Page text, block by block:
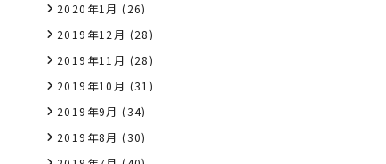
2020年1月 (26)
2019年12月 (28)
2019年11月 (28)
2019年10月 (31)
2019年9月 (34)
2019年8月 (30)